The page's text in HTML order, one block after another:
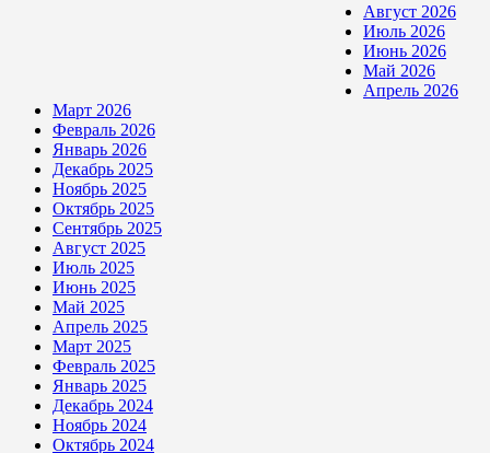
Август 2026
Июль 2026
Июнь 2026
Май 2026
Апрель 2026
Март 2026
Февраль 2026
Январь 2026
Декабрь 2025
Ноябрь 2025
Октябрь 2025
Сентябрь 2025
Август 2025
Июль 2025
Июнь 2025
Май 2025
Апрель 2025
Март 2025
Февраль 2025
Январь 2025
Декабрь 2024
Ноябрь 2024
Октябрь 2024